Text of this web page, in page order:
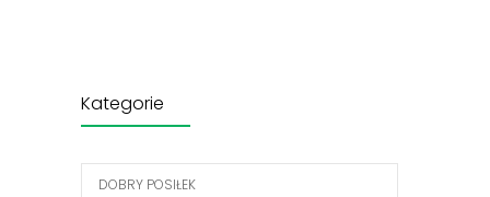
Kategorie
DOBRY POSIŁEK